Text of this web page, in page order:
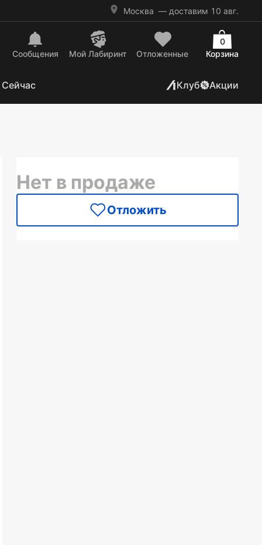
Москва — доставим 10 авг.
Сообщения Mой Лабиринт Отложенные Корзина
0
Клуб Акции
Нет в продаже
Отложить